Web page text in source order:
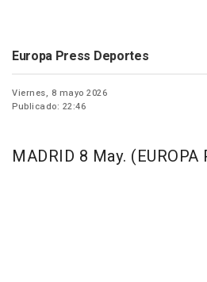
Europa Press Deportes
Viernes, 8 mayo 2026
Publicado: 22:46
MADRID 8 May. (EUROPA